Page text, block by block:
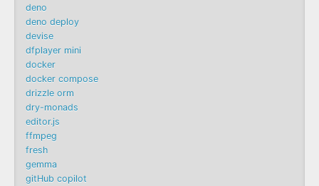
deno
deno deploy
devise
dfplayer mini
docker
docker compose
drizzle orm
dry-monads
editor.js
ffmpeg
fresh
gemma
gitHub copilot